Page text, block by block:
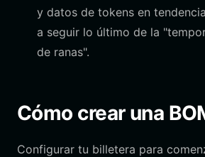
y datos de tokens en
a seguir lo último de la
de ranas".
Cómo crear una
Configurar tu billetera para